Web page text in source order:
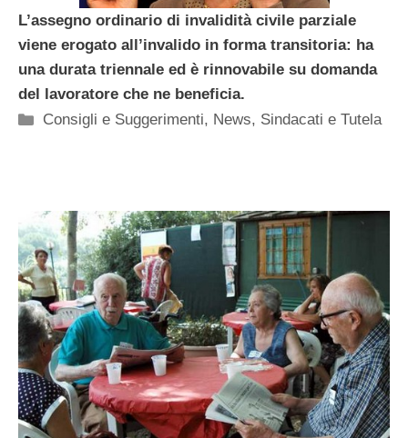
L’assegno ordinario di invalidità civile parziale
viene erogato all’invalido in forma transitoria: ha
una durata triennale ed è rinnovabile su domanda
del lavoratore che ne beneficia.
Categorie
Consigli e Suggerimenti, News, Sindacati e Tutela